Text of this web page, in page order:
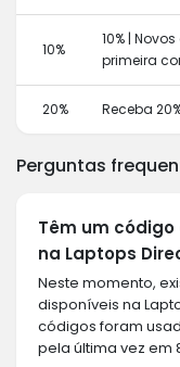
10%
10% |
primeira
20% Receba
Perguntas
Têm um
na Laptops
Neste momento,
disponíveis na
códigos foram
pela última vez em